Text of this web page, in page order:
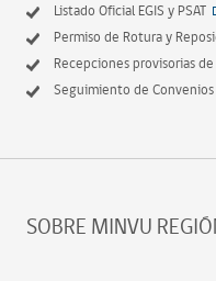
Listado Oficial EGIS y PSAT
Permiso de Rotura y
Recepciones provisorias
Seguimiento de
SOBRE MINVU